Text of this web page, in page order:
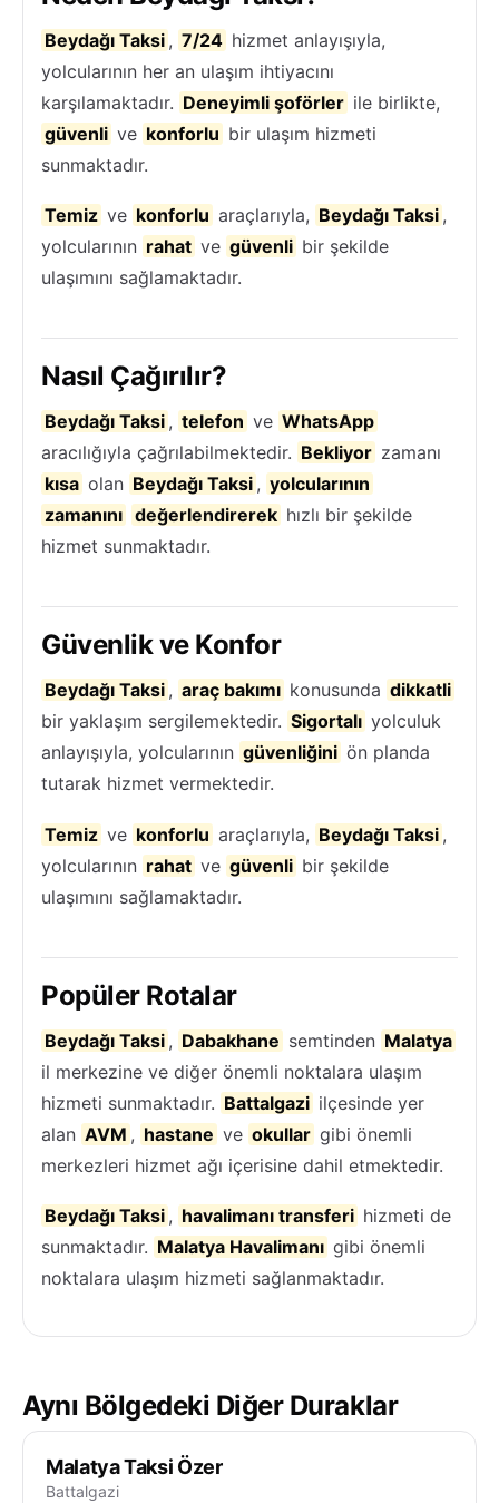
Beydağı Taksi , 7/24 hizmet anlayışıyla,
yolcularının her an ulaşım ihtiyacını
karşılamaktadır. Deneyimli şoförler ile birlikte,
güvenli ve konforlu bir ulaşım hizmeti
sunmaktadır.
Temiz ve konforlu araçlarıyla, Beydağı Taksi ,
yolcularının rahat ve güvenli bir şekilde
ulaşımını sağlamaktadır.
Nasıl Çağırılır?
Beydağı Taksi , telefon ve WhatsApp
aracılığıyla çağrılabilmektedir. Bekliyor zamanı
kısa olan Beydağı Taksi , yolcularının
zamanını değerlendirerek hızlı bir şekilde
hizmet sunmaktadır.
Güvenlik ve Konfor
Beydağı Taksi , araç bakımı konusunda dikkatli
bir yaklaşım sergilemektedir. Sigortalı yolculuk
anlayışıyla, yolcularının güvenliğini ön planda
tutarak hizmet vermektedir.
Temiz ve konforlu araçlarıyla, Beydağı Taksi ,
yolcularının rahat ve güvenli bir şekilde
ulaşımını sağlamaktadır.
Popüler Rotalar
Beydağı Taksi , Dabakhane semtinden Malatya
il merkezine ve diğer önemli noktalara ulaşım
hizmeti sunmaktadır. Battalgazi ilçesinde yer
alan AVM , hastane ve okullar gibi önemli
merkezleri hizmet ağı içerisine dahil etmektedir.
Beydağı Taksi , havalimanı transferi hizmeti de
sunmaktadır. Malatya Havalimanı gibi önemli
noktalara ulaşım hizmeti sağlanmaktadır.
Aynı Bölgedeki Diğer Duraklar
Malatya Taksi Özer
Battalgazi